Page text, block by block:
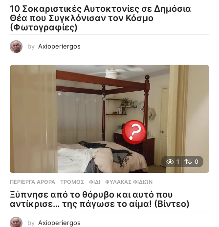
10 Σοκαριστικές Αυτοκτονίες σε Δημόσια
Θέα που Συγκλόνισαν τον Κόσμο
(Φωτογραφίες)
by Axioperiergos
1 0
ΠΕΡΊΕΡΓΑ ΆΡΘΡΑ ΤΡΌΜΟΣ ,ΦΊΔΙ ,ΦΎΛΑΚΑΣ ΦΙΔΙΏΝ
Ξύπνησε από το θόρυβο και αυτό που
αντίκρισε… της πάγωσε το αίμα! (Βίντεο)
by Axioperiergos